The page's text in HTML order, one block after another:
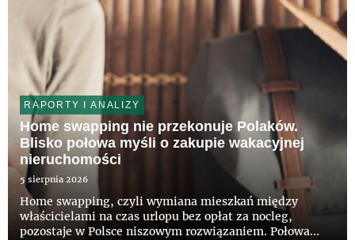
RAPORTY I ANALIZY
Home swapping nie przekonuje Polaków.
Blisko połowa myśli o zakupie wakacyjnej
nieruchomości
5 sierpnia 2026
Home swapping, czyli wymiana mieszkań między
właścicielami na czas urlopu bez opłat za nocleg,
pozostaje w Polsce niszowym rozwiązaniem. Połowa